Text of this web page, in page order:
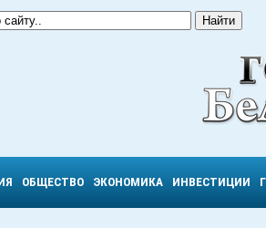
ОБЩЕСТВО ЭКОНОМИКА ИНВЕСТИЦИИ